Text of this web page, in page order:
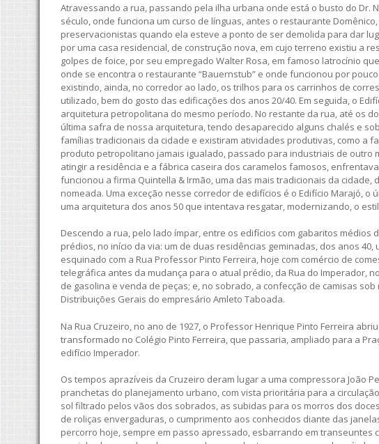
Atravessando a rua, passando pela ilha urbana onde está o busto do Dr.
século, onde funciona um curso de línguas, antes o restaurante
preservacionistas quando ela esteve a ponto de ser demolida para dar
por uma casa residencial, de construção nova, em cujo terreno existiu a
golpes de foice, por seu empregado Walter Rosa, em famoso latrocínio
onde se encontra o restaurante “Bauernstub” e onde funcionou por
existindo, ainda, no corredor ao lado, os trilhos para os carrinhos de
utilizado, bem do gosto das edificações dos anos 20/40. Em seguida, o
arquitetura petropolitana do mesmo período. No restante da rua, até os
última safra de nossa arquitetura, tendo desaparecido alguns chalés e
famílias tradicionais da cidade e existiram atividades produtivas, como a
produto petropolitano jamais igualado, passado para industriais de outro
atingir a residência e a fábrica caseira dos caramelos famosos,
funcionou a firma Quintella & Irmão, uma das mais tradicionais da
nomeada. Uma exceção nesse corredor de edifícios é o Edifício Marajó,
uma arquitetura dos anos 50 que intentava resgatar, modernizando, o
Descendo a rua, pelo lado ímpar, entre os edifícios com gabaritos
prédios, no início da via: um de duas residências geminadas, dos anos
esquinado com a Rua Professor Pinto Ferreira, hoje com comércio de
telegráfica antes da mudança para o atual prédio, da Rua do Imperador,
de gasolina e venda de peças; e, no sobrado, a confecção de camisas
Distribuições Gerais do empresário Amleto Taboada.
Na Rua Cruzeiro, no ano de 1927, o Professor Henrique Pinto Ferreira
transformado no Colégio Pinto Ferreira, que passaria, ampliado para a
edifício Imperador.
Os tempos aprazíveis da Cruzeiro deram lugar a uma compressora João
pranchetas do planejamento urbano, com vista prioritária para a
sol filtrado pelos vãos dos sobrados, as subidas para os morros dos
de roliças envergaduras, o cumprimento aos conhecidos diante das
percorro hoje, sempre em passo apressado, esbarrando em